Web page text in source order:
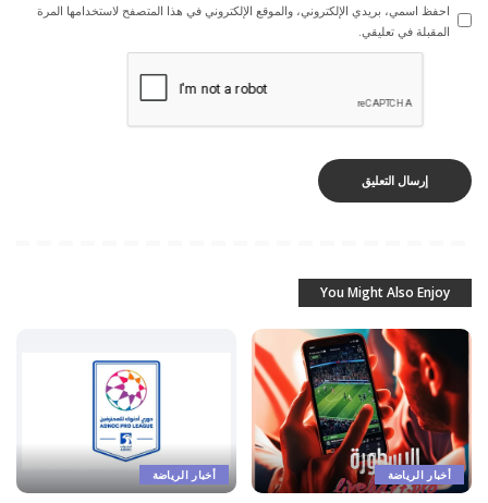
احفظ اسمي، بريدي الإلكتروني، والموقع الإلكتروني في هذا المتصفح لاستخدامها المرة
المقبلة في تعليقي.
You Might Also Enjoy
أخبار الرياضة أخبار الرياضة